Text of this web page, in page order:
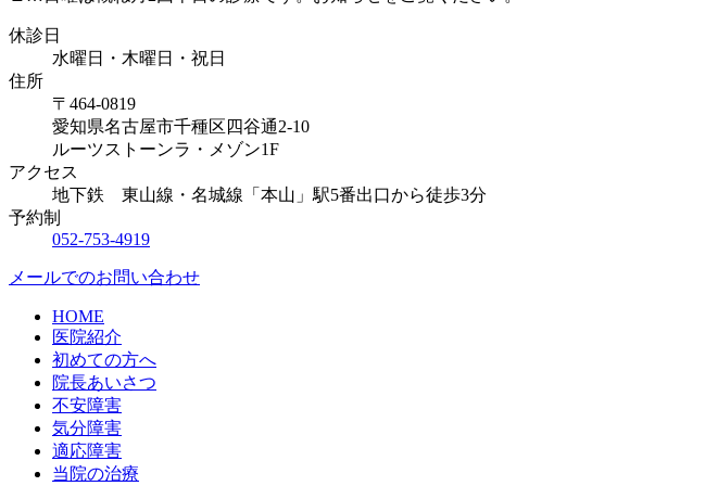
休診日
水曜日・木曜日・祝日
住所
〒464-0819
愛知県名古屋市千種区四谷通2-10
ルーツストーンラ・メゾン1F
アクセス
地下鉄 東山線・名城線「本山」駅5番出口から徒歩3分
予約制
052-753-4919
メールでのお問い合わせ
HOME
医院紹介
初めての方へ
院長あいさつ
不安障害
気分障害
適応障害
当院の治療